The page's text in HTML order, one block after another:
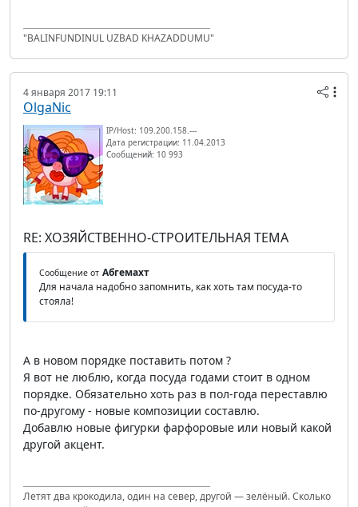
"BALINFUNDINUL UZBAD KHAZADDUMU"
4 января 2017 19:11
OlgaNic
IP/Host: 109.200.158.---
Дата регистрации: 11.04.2013
Сообщений: 10 993
RE: ХОЗЯЙСТВЕННО-СТРОИТЕЛЬНАЯ ТЕМА
Сообщение от Абгемахт
Для начала надобно запомнить, как хоть там посуда-то
стояла!
А в новом порядке поставить потом ?
Я вот не люблю, когда посуда годами стоит в одном
порядке. Обязательно хоть раз в пол-года переставлю
по-другому - новые композиции составлю.
Добавлю новые фигурки фарфоровые или новый какой
другой акцент.
Летят два крокодила, один на север, другой — зелёный. Сколько